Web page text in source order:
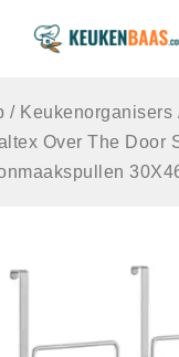
/ Keukenorganisers
Over The Door